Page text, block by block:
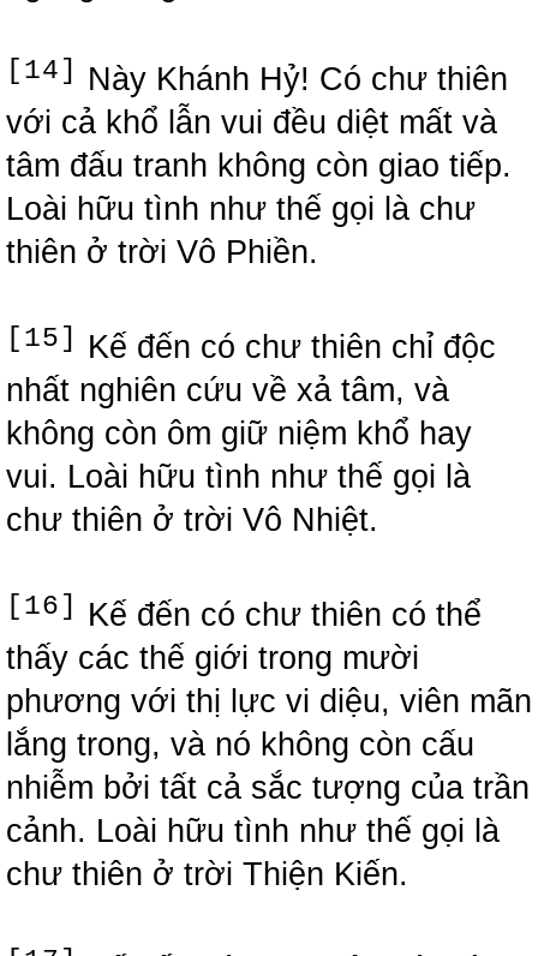
[14]
Này Khánh Hỷ! Có chư thiên
với cả khổ lẫn vui đều diệt mất và
tâm đấu tranh không còn giao tiếp.
Loài hữu tình như thế gọi là chư
thiên ở trời Vô Phiền.
[15]
Kế đến có chư thiên chỉ độc
nhất nghiên cứu về xả tâm, và
không còn ôm giữ niệm khổ hay
vui. Loài hữu tình như thế gọi là
chư thiên ở trời Vô Nhiệt.
[16]
Kế đến có chư thiên có thể
thấy các thế giới trong mười
phương với thị lực vi diệu, viên mãn
lắng trong, và nó không còn cấu
nhiễm bởi tất cả sắc tượng của trần
cảnh. Loài hữu tình như thế gọi là
chư thiên ở trời Thiện Kiến.